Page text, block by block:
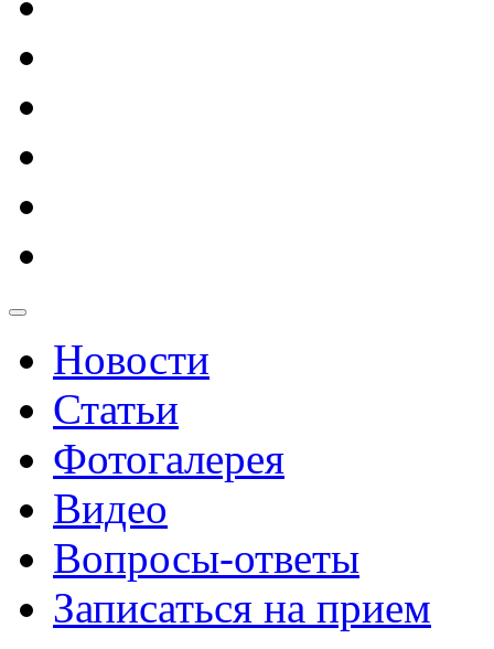
Новости
Статьи
Фотогалерея
Видео
Вопросы-ответы
Записаться на прием